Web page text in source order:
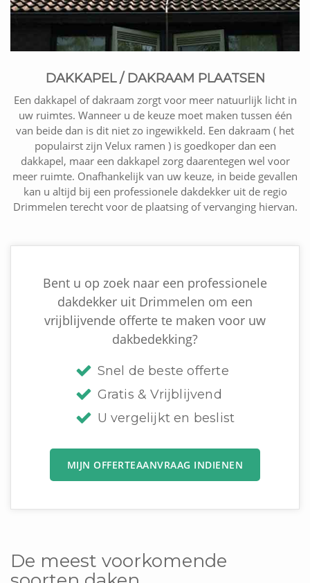
DAKKAPEL / DAKRAAM PLAATSEN
Een dakkapel of dakraam zorgt voor meer natuurlijk licht in
uw ruimtes. Wanneer u de keuze moet maken tussen één
van beide dan is dit niet zo ingewikkeld. Een dakraam ( het
populairst zijn Velux ramen ) is goedkoper dan een
dakkapel, maar een dakkapel zorg daarentegen wel voor
meer ruimte. Onafhankelijk van uw keuze, in beide gevallen
kan u altijd bij een professionele dakdekker uit de regio
Drimmelen terecht voor de plaatsing of vervanging hiervan.
Bent u op zoek naar een professionele
dakdekker uit Drimmelen om een
vrijblijvende offerte te maken voor uw
dakbedekking?
Snel de beste offerte
Gratis & Vrijblijvend
U vergelijkt en beslist
MIJN OFFERTEAANVRAAG INDIENEN
De meest voorkomende